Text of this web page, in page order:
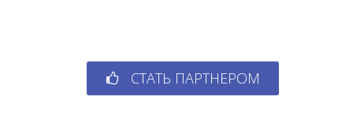
СТАТЬ ПАРТНЕРОМ